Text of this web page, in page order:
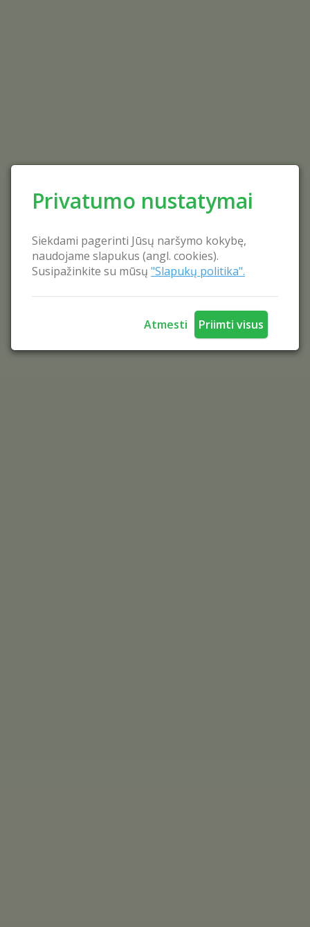
Privatumo nustatymai
Siekdami pagerinti Jūsų naršymo kokybę,
naudojame slapukus (angl. cookies).
Susipažinkite su mūsų "Slapukų politika".
Atmesti Priimti visus